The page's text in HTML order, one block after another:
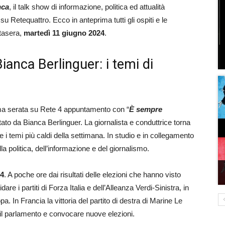
, il talk show di informazione, politica ed attualità
Retequattro. Ecco in anteprima tutti gli ospiti e le
martedì 11 giugno 2024.
Berlinguer: i temi di
serata su Rete 4 appuntamento con “È sempre
da Bianca Berlinguer. La giornalista e conduttrice torna
temi più caldi della settimana. In studio e in collegamento
politica, dell’informazione e del giornalismo.
. A poche ore dai risultati delle elezioni che hanno visto
i partiti di Forza Italia e dell’Alleanza Verdi-Sinistra, in
In Francia la vittoria del partito di destra di Marine Le
parlamento e convocare nuove elezioni.